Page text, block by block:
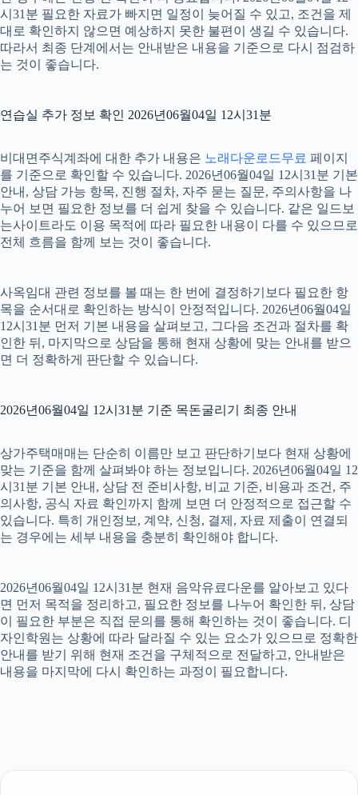
시31분 필요한 자료가 빠지면 일정이 늦어질 수 있고, 조건을 제
대로 확인하지 않으면 예상하지 못한 불편이 생길 수 있습니다.
따라서 최종 단계에서는 안내받은 내용을 기준으로 다시 점검하
는 것이 좋습니다.
연습실 추가 정보 확인 2026년06월04일 12시31분
비대면주식계좌에 대한 추가 내용은 노래다운로드무료 페이지
를 기준으로 확인할 수 있습니다. 2026년06월04일 12시31분 기본
안내, 상담 가능 항목, 진행 절차, 자주 묻는 질문, 주의사항을 나
누어 보면 필요한 정보를 더 쉽게 찾을 수 있습니다. 같은 일드보
는사이트라도 이용 목적에 따라 필요한 내용이 다를 수 있으므로
전체 흐름을 함께 보는 것이 좋습니다.
사옥임대 관련 정보를 볼 때는 한 번에 결정하기보다 필요한 항
목을 순서대로 확인하는 방식이 안정적입니다. 2026년06월04일
12시31분 먼저 기본 내용을 살펴보고, 그다음 조건과 절차를 확
인한 뒤, 마지막으로 상담을 통해 현재 상황에 맞는 안내를 받으
면 더 정확하게 판단할 수 있습니다.
2026년06월04일 12시31분 기준 목돈굴리기 최종 안내
상가주택매매는 단순히 이름만 보고 판단하기보다 현재 상황에
맞는 기준을 함께 살펴봐야 하는 정보입니다. 2026년06월04일 12
시31분 기본 안내, 상담 전 준비사항, 비교 기준, 비용과 조건, 주
의사항, 공식 자료 확인까지 함께 보면 더 안정적으로 접근할 수
있습니다. 특히 개인정보, 계약, 신청, 결제, 자료 제출이 연결되
는 경우에는 세부 내용을 충분히 확인해야 합니다.
2026년06월04일 12시31분 현재 음악유료다운를 알아보고 있다
면 먼저 목적을 정리하고, 필요한 정보를 나누어 확인한 뒤, 상담
이 필요한 부분은 직접 문의를 통해 확인하는 것이 좋습니다. 디
자인학원는 상황에 따라 달라질 수 있는 요소가 있으므로 정확한
안내를 받기 위해 현재 조건을 구체적으로 전달하고, 안내받은
내용을 마지막에 다시 확인하는 과정이 필요합니다.